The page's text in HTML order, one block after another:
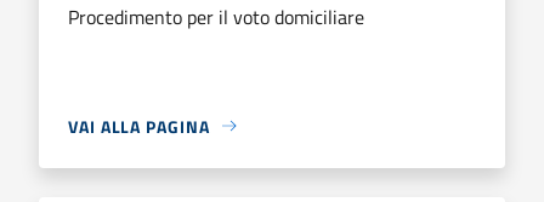
Procedimento per il voto domiciliare
VAI ALLA PAGINA